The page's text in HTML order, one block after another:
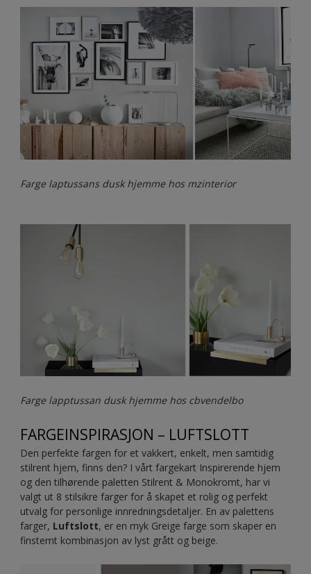
Farge laptussans dusk hjemme hos mzinterior
Farge lapptussan dusk hjemme hos cbvendelbo
FARGEINSPIRASJON – LUFTSLOTT
Den perfekte fargen for et vakkert, enkelt, men samtidig
stilrent hjem, finns den? I vårt fargekart Inspirerende hjem
og den tilhørende paletten Stilrent & Monokromt, har vi
valgt ut 8 stilsikre farger for å skapet et rolig og perfekt
utvalg for personlige innredningsdetaljer. En av palettens
farger, Luftslott, er en myk Greige farge som skaper en
finstemt kombinasjon av lyst grått og beige.